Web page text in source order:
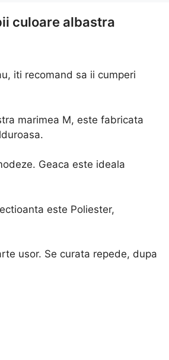
culoare albastra
iti recomand sa ii cumperi
marimea M, este fabricata
Geaca este ideala
este Poliester,
usor. Se curata repede, dupa